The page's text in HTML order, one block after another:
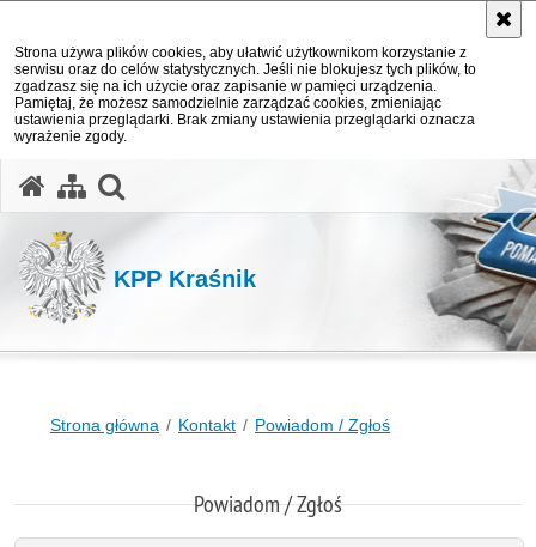
Strona używa plików cookies, aby ułatwić użytkownikom korzystanie z
serwisu oraz do celów statystycznych. Jeśli nie blokujesz tych plików, to
zgadzasz się na ich użycie oraz zapisanie w pamięci urządzenia.
Pamiętaj, że możesz samodzielnie zarządzać cookies, zmieniając
ustawienia przeglądarki. Brak zmiany ustawienia przeglądarki oznacza
wyrażenie zgody.
KPP Kraśnik
Strona główna Kontakt Powiadom / Zgłoś
Powiadom / Zgłoś